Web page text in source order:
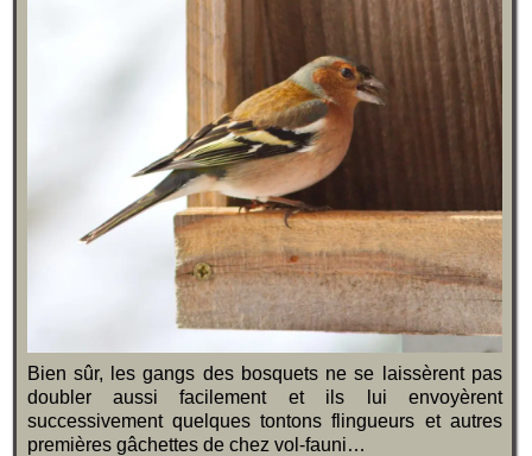
Bien sûr, les gangs des bosquets ne se laissèrent pas
doubler aussi facilement et ils lui envoyèrent
successivement quelques tontons flingueurs et autres
premières gâchettes de chez vol-fauni…